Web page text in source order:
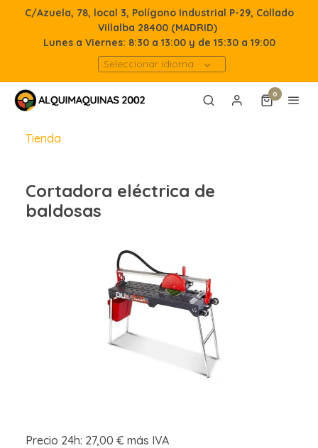
C/Azuela, 78, local 3, Polígono Industrial P-29, Collado
Villalba 28400 (MADRID)
Lunes a Viernes: 8:30 a 13:00 y de 15:30 a 19:00
Seleccionar idioma
0
Tienda
Cortadora eléctrica de
baldosas
Precio 24h: 27,00 € más IVA